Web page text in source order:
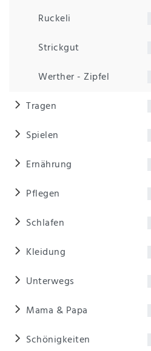
Ruckeli
Strickgut
Werther - Zipfel
Tragen
Spielen
Ernährung
Pflegen
Schlafen
Kleidung
Unterwegs
Mama & Papa
Schönigkeiten